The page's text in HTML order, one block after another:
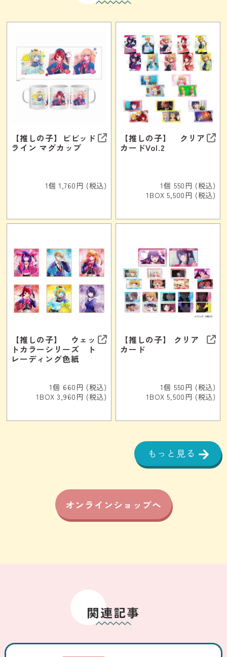
【推しの子】ビビッド
ライン マグカップ
1個 1,760円 (税込)
【推しの子】 クリア
カードVol.2
1個 550円 (税込)
1BOX 5,500円 (税込)
【推しの子】 ウェッ
トカラーシリーズ ト
レーディング色紙
1個 660円 (税込)
1BOX 3,960円 (税込)
【推しの子】 クリア
カード
1個 550円 (税込)
1BOX 5,500円 (税込)
もっと見る
オンラインショップへ
関連記事